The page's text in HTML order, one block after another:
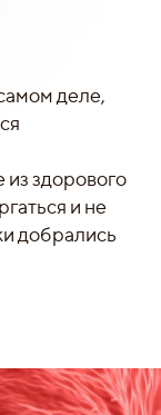
деле,
здорового
и не
добрались